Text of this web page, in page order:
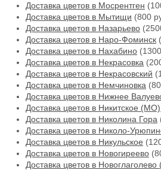
Доставка цветов в Мосрентген
Доставка цветов в Мытищи (800
Доставка цветов в Назарьево
Доставка цветов в Наро-Фоминск
Доставка цветов в Нахабино
Доставка цветов в Некрасовка
Доставка цветов в Некрасовский
Доставка цветов в Немчиновка
Доставка цветов в Нижнее
Доставка цветов в Никитское (МО)
Доставка цветов в Николина Гора
Доставка цветов в Николо-
Доставка цветов в Никульское
Доставка цветов в Новогиреево
Доставка цветов в